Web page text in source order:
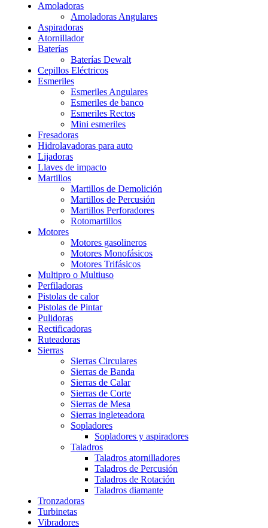
Amoladoras
Amoladoras Angulares
Aspiradoras
Atornillador
Baterías
Baterías Dewalt
Cepillos Eléctricos
Esmeriles
Esmeriles Angulares
Esmeriles de banco
Esmeriles Rectos
Mini esmeriles
Fresadoras
Hidrolavadoras para auto
Lijadoras
Llaves de impacto
Martillos
Martillos de Demolición
Martillos de Percusión
Martillos Perforadores
Rotomartillos
Motores
Motores gasolineros
Motores Monofásicos
Motores Trifásicos
Multipro o Multiuso
Perfiladoras
Pistolas de calor
Pistolas de Pintar
Pulidoras
Rectificadoras
Ruteadoras
Sierras
Sierras Circulares
Sierras de Banda
Sierras de Calar
Sierras de Corte
Sierras de Mesa
Sierras ingleteadora
Sopladores
Sopladores y aspiradores
Taladros
Taladros atornilladores
Taladros de Percusión
Taladros de Rotación
Taladros diamante
Tronzadoras
Turbinetas
Vibradores